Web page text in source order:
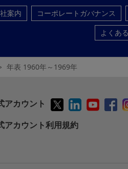
案内 コーポレートガバナンス
よくあ
年表 1960年～1969年
アカウント
アカウント利用規約